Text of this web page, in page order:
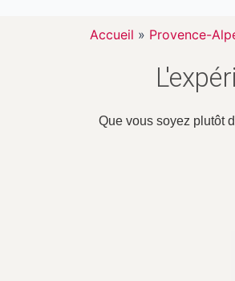
Accueil » Provence-
Que vous soyez plutôt